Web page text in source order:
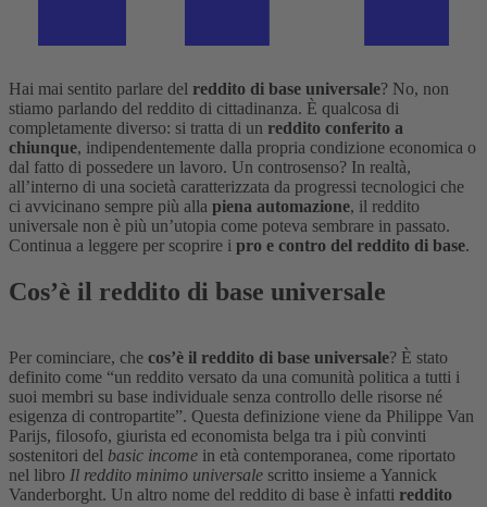
Hai mai sentito parlare del reddito di base universale? No, non
stiamo parlando del reddito di cittadinanza. È qualcosa di
completamente diverso: si tratta di un reddito conferito a
chiunque, indipendentemente dalla propria condizione economica o
dal fatto di possedere un lavoro. Un controsenso? In realtà,
all’interno di una società caratterizzata da progressi tecnologici che
ci avvicinano sempre più alla piena automazione, il reddito
universale non è più un’utopia come poteva sembrare in passato.
Continua a leggere per scoprire i pro e contro del reddito di base.
Cos’è il reddito di base universale
Per cominciare, che cos’è il reddito di base universale? È stato
definito come “un reddito versato da una comunità politica a tutti i
suoi membri su base individuale senza controllo delle risorse né
esigenza di contropartite”. Questa definizione viene da Philippe Van
Parijs, filosofo, giurista ed economista belga tra i più convinti
sostenitori del basic income in età contemporanea, come riportato
nel libro Il reddito minimo universale scritto insieme a Yannick
Vanderborght. Un altro nome del reddito di base è infatti reddito